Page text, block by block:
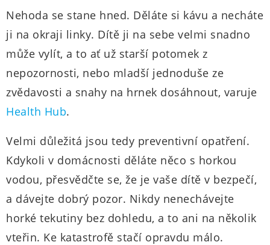
Nehoda se stane hned. Děláte si kávu a necháte
ji na okraji linky. Dítě ji na sebe velmi snadno
může vylít, a to ať už starší potomek z
nepozornosti, nebo mladší jednoduše ze
zvědavosti a snahy na hrnek dosáhnout, varuje
Health Hub.
Velmi důležitá jsou tedy preventivní opatření.
Kdykoli v domácnosti děláte něco s horkou
vodou, přesvědčte se, že je vaše dítě v bezpečí,
a dávejte dobrý pozor. Nikdy nenechávejte
horké tekutiny bez dohledu, a to ani na několik
vteřin. Ke katastrofě stačí opravdu málo.